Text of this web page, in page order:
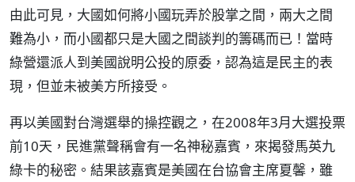
由此可見，大國如何將小國玩弄於股掌之間，兩大之間
難為小，而小國都只是大國之間談判的籌碼而已！當時
綠營還派人到美國說明公投的原委，認為這是民主的表
現，但並未被美方所接受。
再以美國對台灣選舉的操控觀之，在2008年3月大選投票
前10天，民進黨聲稱會有一名神秘嘉賓，來揭發馬英九
綠卡的秘密。結果該嘉賓是美國在台協會主席夏馨，雖